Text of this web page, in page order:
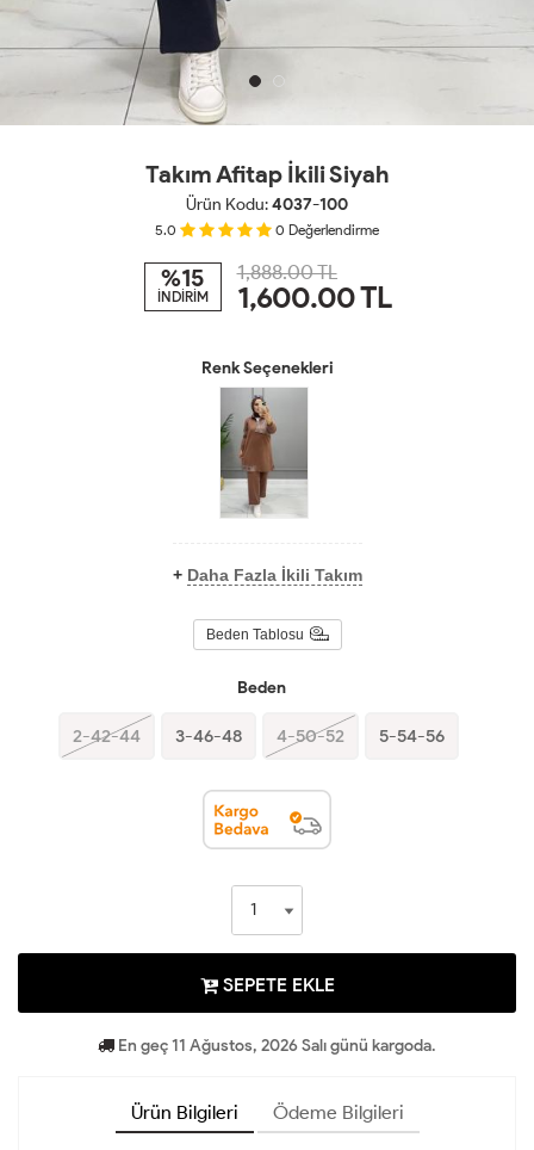
Takım Afitap İkili Siyah
Ürün Kodu:4037-100
5.0 0 Değerlendirme
%15
İNDİRİM
1,888.00 TL
1,600.00TL
Renk Seçenekleri
+ Daha Fazla İkili Takım
Beden Tablosu
Beden
2-42-44 3-46-48 4-50-52 5-54-56
SEPETE EKLE
En geç 11 Ağustos, 2026 Salı günü kargoda.
Ürün Bilgileri Ödeme Bilgileri